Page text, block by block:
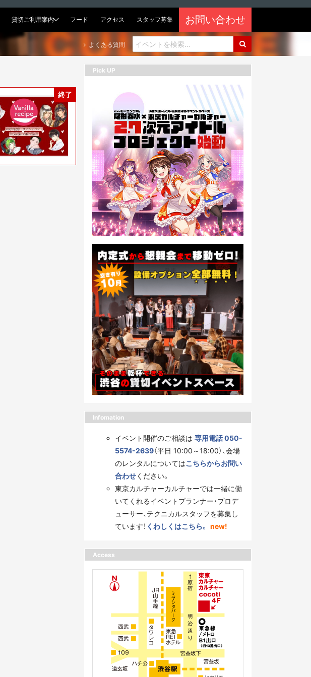
貸切ご利用案内 フード アクセス スタッフ募集 お問い合わせ
よくある質問
終了
Pick UP
Infomation
イベント開催のご相談は 専用電話 050-
5574-2639（平日 10:00～18:00）、会場
のレンタルについてはこちらからお問い
合わせください。
東京カルチャーカルチャーでは一緒に働
いてくれるイベントプランナー・プロデ
ューサー、テクニカルスタッフを募集し
ています！ くわしくはこちら。 new!
Access